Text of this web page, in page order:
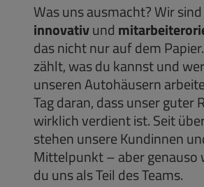
Was uns ausmacht? Wir sind
innovativund
das nicht nur auf dem
zählt, was du kannst und
unseren Autohäusern
Tag daran, dass unser guter
wirklich verdient ist. Seit
stehen unsere Kundinnen
Mittelpunkt – aber genauso
du uns als Teil des Teams.